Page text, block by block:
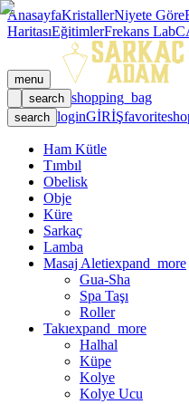
AnasayfaKristallerNiyete Göre
HaritasıEğitimlerFrekans Lab
menu
search shopping_bag
search loginGİRİŞfavorite
Ham Kütle
Tımbıl
Obelisk
Obje
Küre
Sarkaç
Lamba
Masaj Aletiexpand_more
Gua-Sha
Spa Taşı
Roller
Takıexpand_more
Halhal
Küpe
Kolye
Kolye Ucu